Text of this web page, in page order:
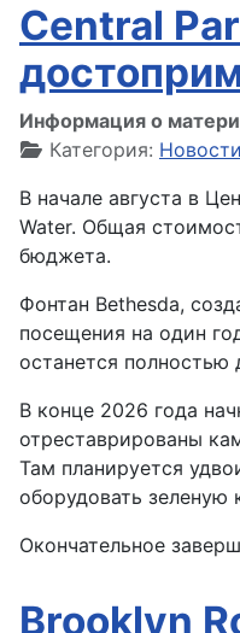
Central
Информация о
Категория:
В начале августа в
Water. Общая
бюджета.
Фонтан Bethesda,
посещения на один
останется полностью
В конце 2026 года
отреставрированы
Там планируется
оборудовать зеленую
Окончательное
Brooklyn